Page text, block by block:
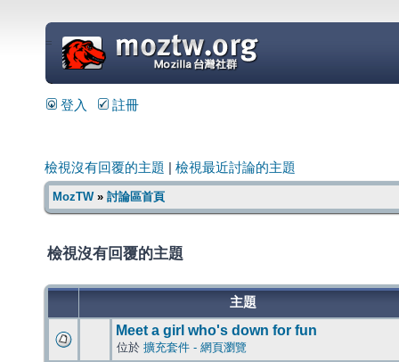
=
登入 註冊
檢視沒有回覆的主題 檢視最近討論的主題
MozTW» 討論區首頁
檢視沒有回覆的主題
主題
Meet a girl who's down for fun
位於 擴充套件 - 網頁瀏覽